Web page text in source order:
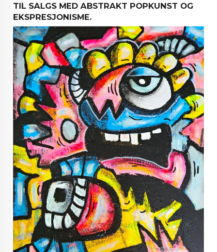
MALERIER BLOGG
ARTIKLER OM KUNST
INTERIØR OG KUNST
KUNST INVESTERING
KUNSTSTILER
FARGETEORI
KJØP KUNST TIL SALGS
POP ART
FARGERIK KUNST
MALERIER TIL SALGS
KUNST
KUNSTNER BLOGG - EN KUNSTNERS DAGBOK
STORE MALERIER TIL STUE
TIL SALGS MED ABSTRAKT POPKUNST OG
EKSPRESJONISME.